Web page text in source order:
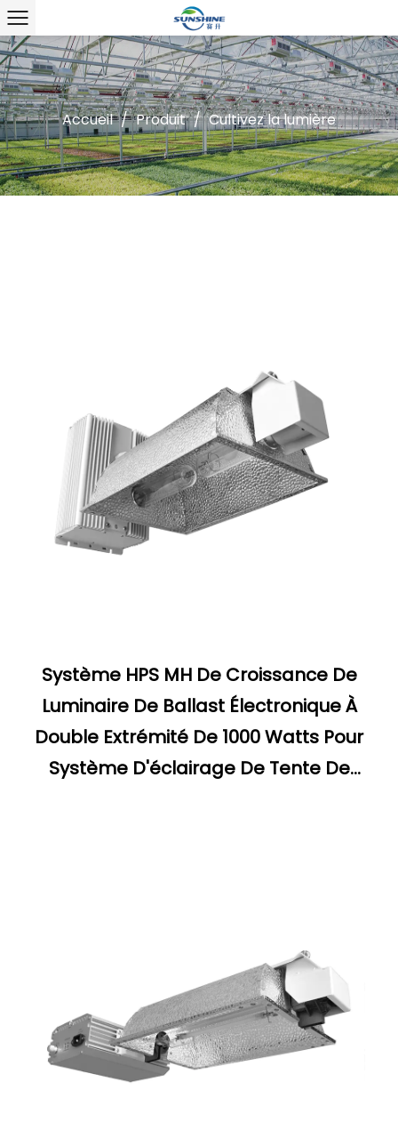
Accueil / Produit / Cultivez la lumière
Système HPS MH De Croissance De
Luminaire De Ballast Électronique À
Double Extrémité De 1000 Watts Pour
Système D'éclairage De Tente De